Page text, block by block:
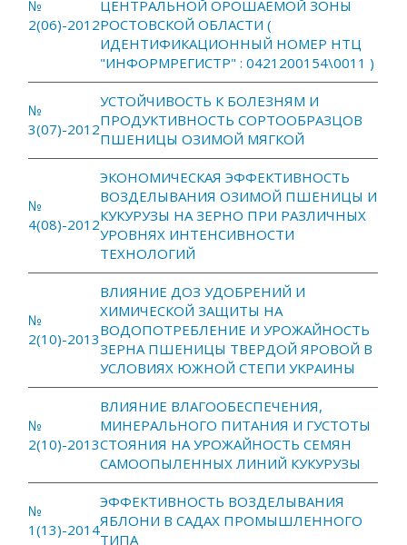
№
2(06)-2012
ЦЕНТРАЛЬНОЙ ОРОШАЕМОЙ ЗОНЫ
РОСТОВСКОЙ ОБЛАСТИ (
ИДЕНТИФИКАЦИОННЫЙ НОМЕР НТЦ
"ИНФОРМРЕГИСТР" : 0421200154\0011 )
№
3(07)-2012
УСТОЙЧИВОСТЬ К БОЛЕЗНЯМ И
ПРОДУКТИВНОСТЬ СОРТООБРАЗЦОВ
ПШЕНИЦЫ ОЗИМОЙ МЯГКОЙ
№
4(08)-2012
ЭКОНОМИЧЕСКАЯ ЭФФЕКТИВНОСТЬ
ВОЗДЕЛЫВАНИЯ ОЗИМОЙ ПШЕНИЦЫ И
КУКУРУЗЫ НА ЗЕРНО ПРИ РАЗЛИЧНЫХ
УРОВНЯХ ИНТЕНСИВНОСТИ
ТЕХНОЛОГИЙ
№
2(10)-2013
ВЛИЯНИЕ ДОЗ УДОБРЕНИЙ И
ХИМИЧЕСКОЙ ЗАЩИТЫ НА
ВОДОПОТРЕБЛЕНИЕ И УРОЖАЙНОСТЬ
ЗЕРНА ПШЕНИЦЫ ТВЕРДОЙ ЯРОВОЙ В
УСЛОВИЯХ ЮЖНОЙ СТЕПИ УКРАИНЫ
№
2(10)-2013
ВЛИЯНИЕ ВЛАГООБЕСПЕЧЕНИЯ,
МИНЕРАЛЬНОГО ПИТАНИЯ И ГУСТОТЫ
СТОЯНИЯ НА УРОЖАЙНОСТЬ СЕМЯН
САМООПЫЛЕННЫХ ЛИНИЙ КУКУРУЗЫ
№
1(13)-2014
ЭФФЕКТИВНОСТЬ ВОЗДЕЛЫВАНИЯ
ЯБЛОНИ В САДАХ ПРОМЫШЛЕННОГО
ТИПА